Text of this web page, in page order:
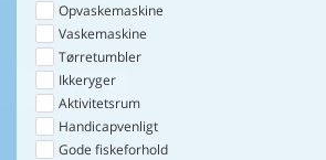
Opvaskemaskine
Vaskemaskine
Tørretumbler
Ikkeryger
Aktivitetsrum
Handicapvenligt
Gode fiskeforhold